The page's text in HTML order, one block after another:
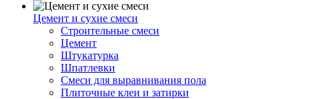
Цемент и сухие смеси
Строительные смеси
Цемент
Штукатурка
Шпатлевки
Смеси для выравнивания пола
Плиточные клеи и затирки